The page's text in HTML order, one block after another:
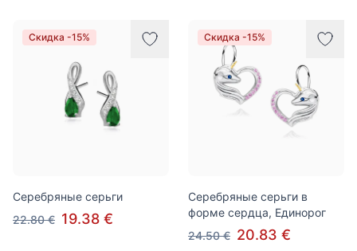
Скидка -15%
Серебряные серьги
22.80 € 19.38 €
Скидка -15%
Серебряные серьги в
форме сердца, Единорог
24.50 € 20.83 €